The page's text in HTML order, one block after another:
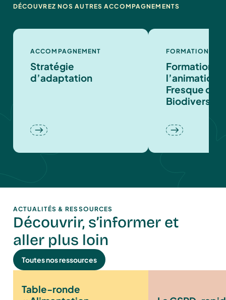
DÉCOUVREZ NOS AUTRES ACCOMPAGNEMENTS
ACCOMPAGNEMENT
Stratégie
d’adaptation
FORMATION
Formation à
l’animation
Fresque de
Biodiversité
ACTUALITÉS & RESSOURCES
Découvrir, s’informer et
aller plus loin
Toutes nos ressources
Table-ronde